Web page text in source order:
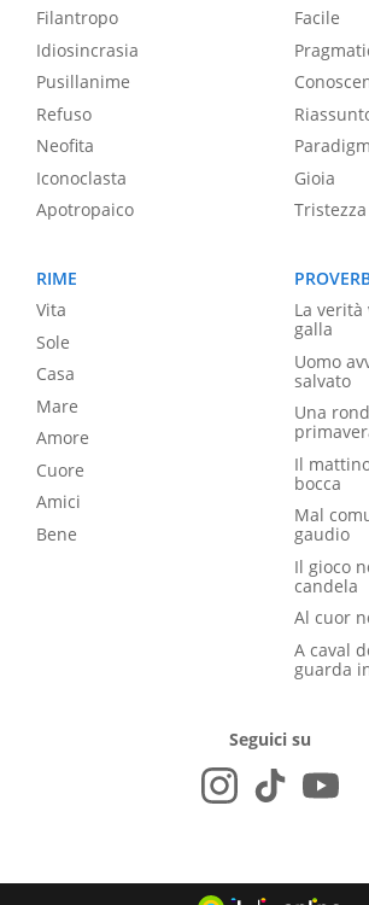
Filantropo
Idiosincrasia
Pusillanime
Refuso
Neofita
Iconoclasta
Apotropaico
Facile
Gioia
Tristezza
RIME
Vita
Sole
Casa
Mare
Amore
Cuore
Amici
Bene
La
galla
Uomo
salvato
Una
Il
bocca
Mal
gaudio
Il gioco
candela
Al cuor
A caval
guarda
Seguici su